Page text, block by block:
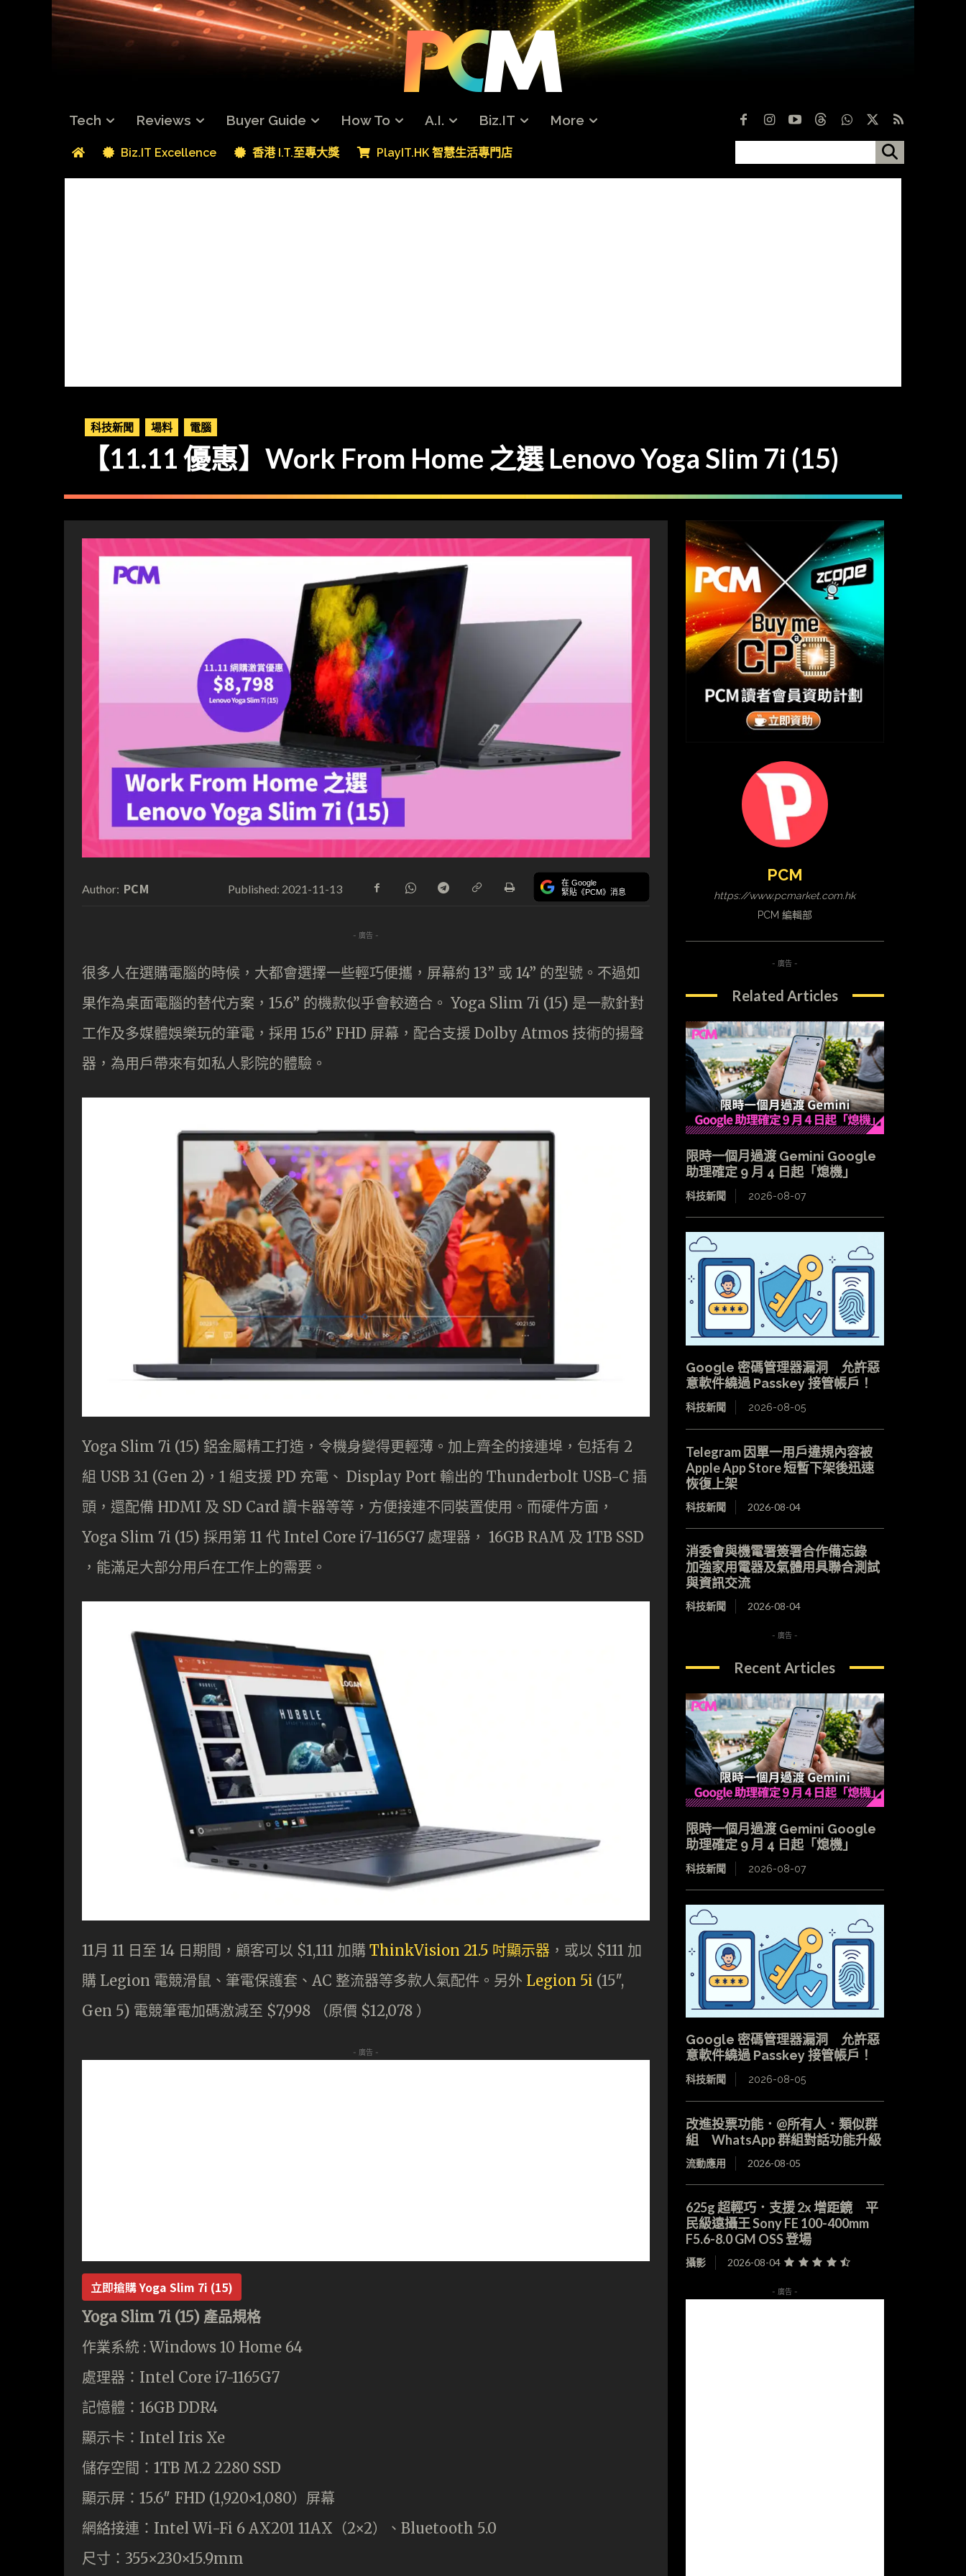
Tech Reviews Buyer Guide How To A.I. Biz.IT More
Biz.IT Excellence 香港 I.T.至專大獎 PlayIT.HK 智慧生活專門店
科技新聞 場料 電腦
【11.11 優惠】Work From Home 之選 Lenovo Yoga Slim 7i (15)
Author: PCM Published: 2021-11-13 在 Google
緊貼《PCM》消息
- 廣告 -
很多人在選購電腦的時候，大都會選擇一些輕巧便攜，屏幕約 13” 或 14” 的型號。不過如
果作為桌面電腦的替代方案，15.6” 的機款似乎會較適合。 Yoga Slim 7i (15) 是一款針對
工作及多媒體娛樂玩的筆電，採用 15.6” FHD 屏幕，配合支援 Dolby Atmos 技術的揚聲
器，為用戶帶來有如私人影院的體驗。
Yoga Slim 7i (15) 鋁金屬精工打造，令機身變得更輕薄。加上齊全的接連埠，包括有 2
組 USB 3.1 (Gen 2)，1 組支援 PD 充電、 Display Port 輸出的 Thunderbolt USB-C 插
頭，還配備 HDMI 及 SD Card 讀卡器等等，方便接連不同裝置使用。而硬件方面，
Yoga Slim 7i (15) 採用第 11 代 Intel Core i7-1165G7 處理器， 16GB RAM 及 1TB SSD
，能滿足大部分用戶在工作上的需要。
11月 11 日至 14 日期間，顧客可以 $1,111 加購 ThinkVision 21.5 吋顯示器 ，或以 $111 加
購 Legion 電競滑鼠、筆電保護套、AC 整流器等多款人氣配件。另外 Legion 5i (15″,
Gen 5) 電競筆電加碼激減至 $7,998 （原價 $12,078 ）
- 廣告 -
立即搶購Yoga Slim 7i (15)
Yoga Slim 7i (15) 產品規格
作業系統 : Windows 10 Home 64
處理器：Intel Core i7-1165G7
記憶體：16GB DDR4
顯示卡：Intel Iris Xe
儲存空間：1TB M.2 2280 SSD
顯示屏：15.6″ FHD (1,920×1,080）屏幕
網絡接連：Intel Wi-Fi 6 AX201 11AX（2×2）、Bluetooth 5.0
尺寸：355×230×15.9mm
PCM
https://www.pcmarket.com.hk
PCM 編輯部
- 廣告 -
Related Articles
限時一個月過渡 Gemini Google
助理確定 9 月 4 日起「熄機」
科技新聞 2026-08-07
Google 密碼管理器漏洞 允許惡
意軟件繞過 Passkey 接管帳戶！
科技新聞 2026-08-05
Telegram 因單一用戶違規內容被
Apple App Store 短暫下架後迅速
恢復上架
科技新聞 2026-08-04
消委會與機電署簽署合作備忘錄
加強家用電器及氣體用具聯合測試
與資訊交流
科技新聞 2026-08-04
- 廣告 -
Recent Articles
限時一個月過渡 Gemini Google
助理確定 9 月 4 日起「熄機」
科技新聞 2026-08-07
Google 密碼管理器漏洞 允許惡
意軟件繞過 Passkey 接管帳戶！
科技新聞 2026-08-05
改進投票功能．@所有人．類似群
組 WhatsApp 群組對話功能升級
流動應用 2026-08-05
625g 超輕巧．支援 2x 增距鏡 平
民級遠攝王 Sony FE 100-400mm
F5.6-8.0 GM OSS 登場
攝影 2026-08-04
- 廣告 -